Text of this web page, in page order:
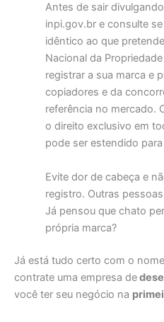
Antes de sair
inpi.gov.br e consulte
idêntico ao que
Nacional da
registrar a sua marca e
copiadores e da
referência no mercado.
o direito exclusivo em
pode ser estendido
Evite dor de cabeça e
registro. Outras
Já pensou que chato
própria marca?
Já está tudo certo com o
contrate uma empresa de
você ter seu negócio na